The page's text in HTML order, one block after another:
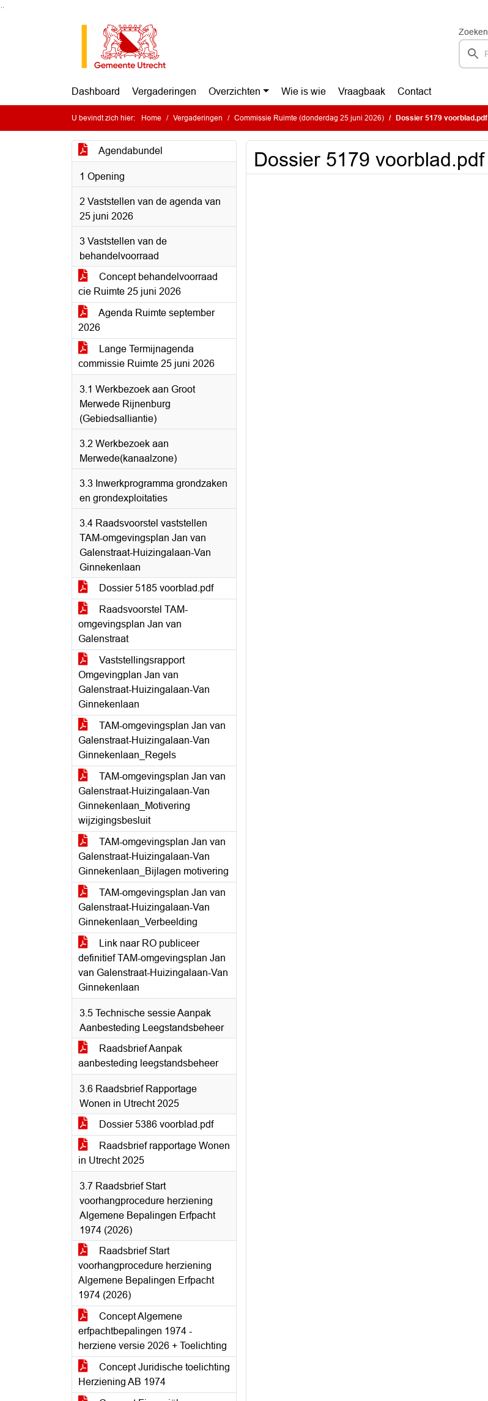
Zoeken
Dashboard Vergaderingen Overzichten Wie is wie Vraagbaak Contact
U bevindt zich hier: Home Vergaderingen Commissie Ruimte (donderdag 25 juni 2026) Dossier 5179 voorblad.pdf
Agendabundel
1 Opening
2 Vaststellen van de agenda van
25 juni 2026
3 Vaststellen van de
behandelvoorraad
Concept behandelvoorraad
cie Ruimte 25 juni 2026
Agenda Ruimte september
2026
Lange Termijnagenda
commissie Ruimte 25 juni 2026
3.1 Werkbezoek aan Groot
Merwede Rijnenburg
(Gebiedsalliantie)
3.2 Werkbezoek aan
Merwede(kanaalzone)
3.3 Inwerkprogramma grondzaken
en grondexploitaties
3.4 Raadsvoorstel vaststellen
TAM-omgevingsplan Jan van
Galenstraat-Huizingalaan-Van
Ginnekenlaan
Dossier 5185 voorblad.pdf
Raadsvoorstel TAM-
omgevingsplan Jan van
Galenstraat
Vaststellingsrapport
Omgevingplan Jan van
Galenstraat-Huizingalaan-Van
Ginnekenlaan
TAM-omgevingsplan Jan van
Galenstraat-Huizingalaan-Van
Ginnekenlaan_Regels
TAM-omgevingsplan Jan van
Galenstraat-Huizingalaan-Van
Ginnekenlaan_Motivering
wijzigingsbesluit
TAM-omgevingsplan Jan van
Galenstraat-Huizingalaan-Van
Ginnekenlaan_Bijlagen motivering
TAM-omgevingsplan Jan van
Galenstraat-Huizingalaan-Van
Ginnekenlaan_Verbeelding
Link naar RO publiceer
definitief TAM-omgevingsplan Jan
van Galenstraat-Huizingalaan-Van
Ginnekenlaan
3.5 Technische sessie Aanpak
Aanbesteding Leegstandsbeheer
Raadsbrief Aanpak
aanbesteding leegstandsbeheer
3.6 Raadsbrief Rapportage
Wonen in Utrecht 2025
Dossier 5386 voorblad.pdf
Raadsbrief rapportage Wonen
in Utrecht 2025
3.7 Raadsbrief Start
voorhangprocedure herziening
Algemene Bepalingen Erfpacht
1974 (2026)
Raadsbrief Start
voorhangprocedure herziening
Algemene Bepalingen Erfpacht
1974 (2026)
Concept Algemene
erfpachtbepalingen 1974 -
herziene versie 2026 + Toelichting
Concept Juridische toelichting
Herziening AB 1974
Dossier 5179 voorblad.pdf